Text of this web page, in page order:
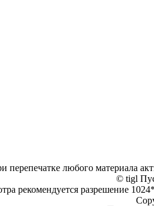
перепечатке любого материала
© tigl
рекомендуется разрешение